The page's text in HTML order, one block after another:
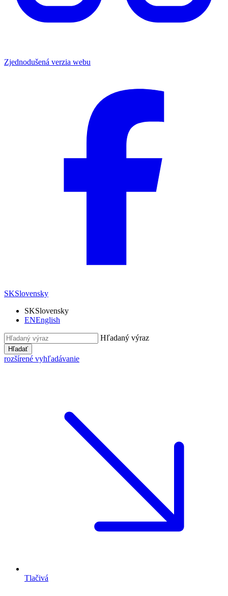
Zjednodušená verzia webu
SKSlovensky
SKSlovensky
ENEnglish
Hľadaný výraz
Hľadať
rozšírené vyhľadávanie
Tlačivá